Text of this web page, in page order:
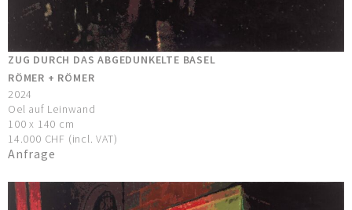
ZUG DURCH DAS ABGEDUNKELTE BASEL
RÖMER + RÖMER
2024
Oel auf Leinwand
100 x 140 cm
14.000 CHF (incl. VAT)
Anfrage